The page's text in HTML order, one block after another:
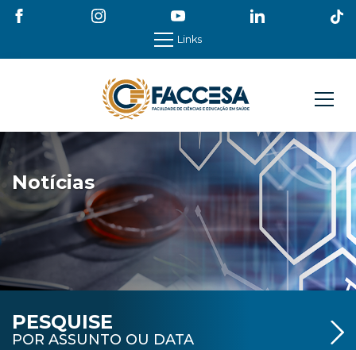
Links
Notícias
PESQUISE
POR ASSUNTO OU DATA